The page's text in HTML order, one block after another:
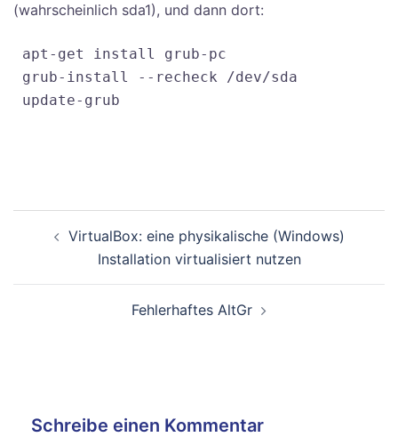
(wahrscheinlich sda1), und dann dort:
apt-get install grub-pc
grub-install --recheck /dev/sda
update-grub
VirtualBox: eine physikalische (Windows)
Installation virtualisiert nutzen
Fehlerhaftes AltGr
Schreibe einen Kommentar